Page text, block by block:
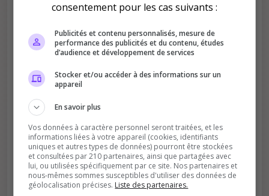
Nouveau-Monde/Admins
Rates x3 ?
Améliore le classement
Votre vote aide le serveur à monter dans le
classement
consentement pour les cas suivants :
Publicités et contenu personnalisés, mesure de
performance des publicités et du contenu, études
d’audience et développement de services
Stocker et/ou accéder à des informations sur un
appareil
En savoir plus
Vos données à caractère personnel seront traitées, et les
informations liées à votre appareil (cookies, identifiants
uniques et autres types de données) pourront être stockées
et consultées par 210 partenaires, ainsi que partagées avec
lui, ou utilisées spécifiquement par ce site. Nos partenaires et
nous-mêmes sommes susceptibles d'utiliser des données de
géolocalisation précises. Liste des partenaires.